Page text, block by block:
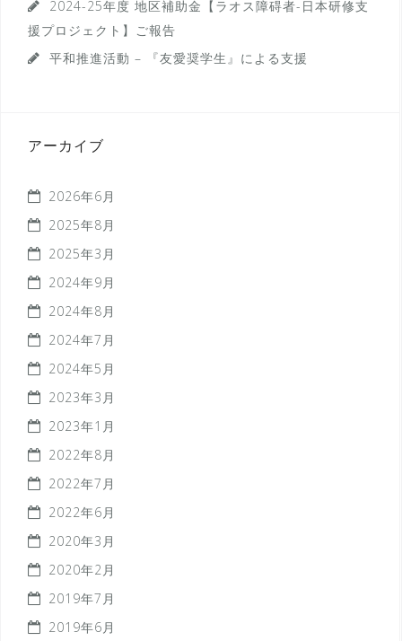
2024-25年度 地区補助金【ラオス障碍者-日本研修支
援プロジェクト】ご報告
平和推進活動 – 『友愛奨学生』による支援
アーカイブ
2026年6月
2025年8月
2025年3月
2024年9月
2024年8月
2024年7月
2024年5月
2023年3月
2023年1月
2022年8月
2022年7月
2022年6月
2020年3月
2020年2月
2019年7月
2019年6月